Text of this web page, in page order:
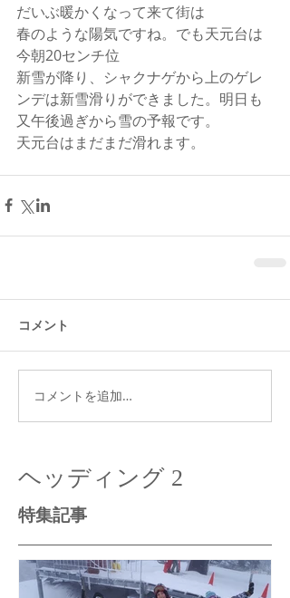
だいぶ暖かくなって来て街は
春のような陽気ですね。でも天元台は
今朝20センチ位
新雪が降り、シャクナゲから上のゲレ
ンデは新雪滑りができました。明日も
又午後過ぎから雪の予報です。
天元台はまだまだ滑れます。
コメント
コメントを追加…
ヘッディング 2
特集記事